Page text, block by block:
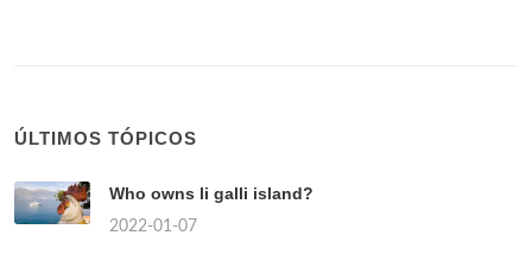
ÚLTIMOS TÓPICOS
Who owns li galli island?
2022-01-07